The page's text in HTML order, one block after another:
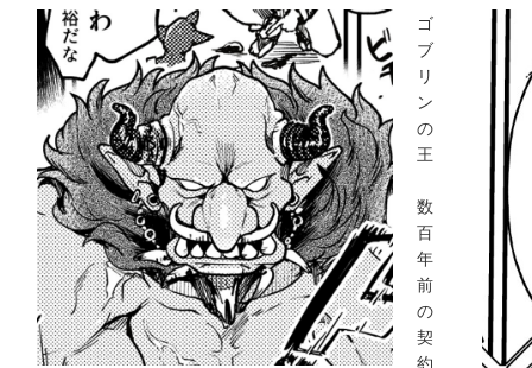
ゴ
ブ
リ
ン
の
王
数
百
年
前
の
契
約